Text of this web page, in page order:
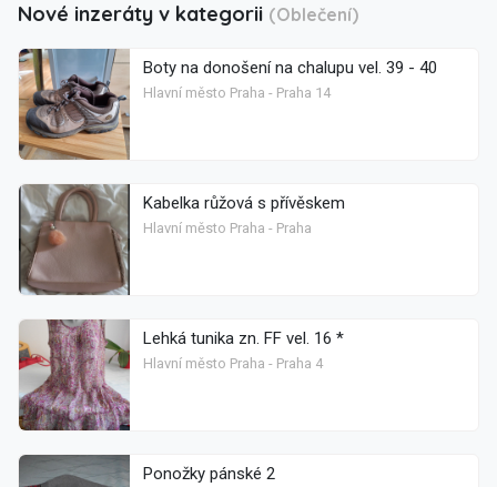
Nové inzeráty v kategorii (Oblečení)
Boty na donošení na chalupu vel. 39 - 40
Hlavní město Praha - Praha 14
Kabelka růžová s přívěskem
Hlavní město Praha - Praha
Lehká tunika zn. FF vel. 16 *
Hlavní město Praha - Praha 4
Ponožky pánské 2